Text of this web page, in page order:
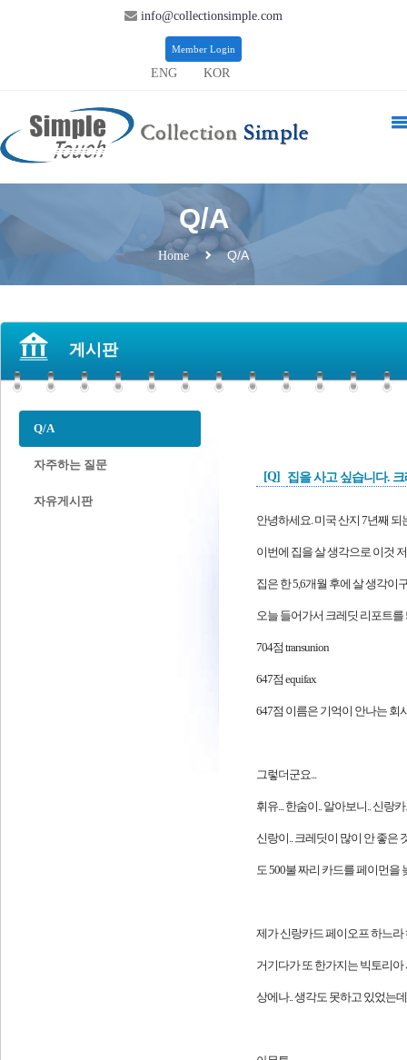
info@collectionsimple.com
Member Login
ENG KOR
Q/A
Home Q/A
게시판
Q/A
자주하는 질문
자유게시판
[Q] 집을 사고 싶습니다.
안녕하세요. 미국 산지 7년째
이번에 집을 살 생각으로 이것
집은 한 5,6개월 후에 살 생각이
오늘 들어가서 크레딧 리포트를
704점 transunion
647점 equifax
647점 이름은 기억이 안나는 회
그렇더군요...
휘유... 한숨이.. 알아보니.. 신랑
신랑이.. 크레딧이 많이 안 좋은
도 500불 짜리 카드를 페이먼을
제가 신랑카드 페이오프 하느라
거기다가 또 한가지는 빅토리아
상에나.. 생각도 못하고 있었는